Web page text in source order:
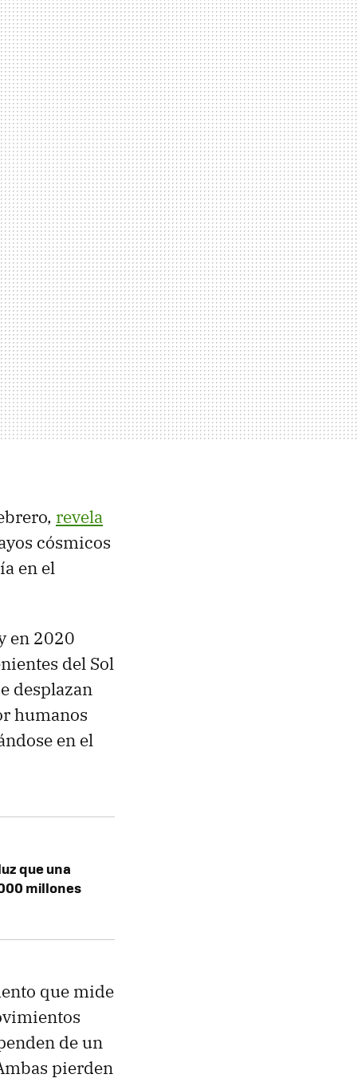
revela
cósmicos
en el
en 2020
del Sol
desplazan
humanos
en el
que una
millones
que mide
de un
pierden